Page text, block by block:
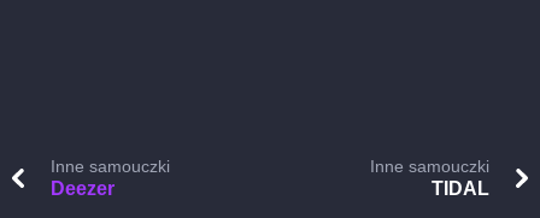
Inne samouczki
Deezer
Inne samouczki
TIDAL